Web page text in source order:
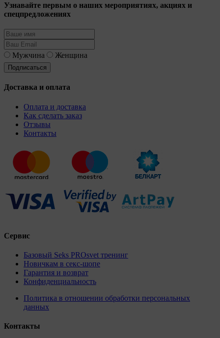
Узнавайте первым о наших мероприятиях, акциях и
спецпредложениях
Мужчина Женщина
Доставка и оплата
Оплата и доставка
Как сделать заказ
Отзывы
Контакты
Сервис
Базовый Seks PROsvet тренинг
Новичкам в секс-шопе
Гарантия и возврат
Конфиденциальность
Политика в отношении обработки персональных
данных
Контакты